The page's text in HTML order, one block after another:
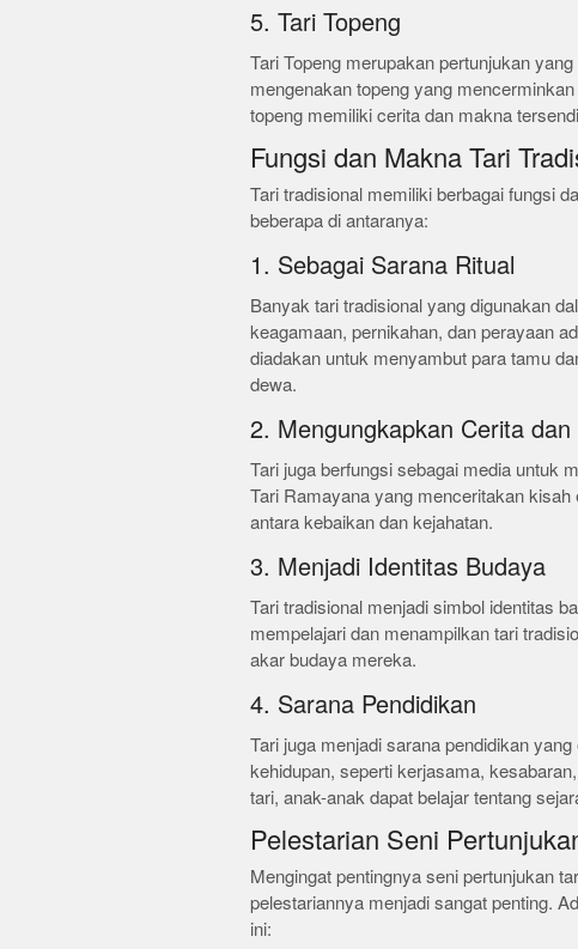
5. Tari Topeng
Tari Topeng merupakan pertunjukan
mengenakan topeng yang
topeng memiliki cerita dan makna
Fungsi dan Makna Tari
Tari tradisional memiliki berbagai fungsi
beberapa di antaranya:
1. Sebagai Sarana Ritual
Banyak tari tradisional yang digunakan
keagamaan, pernikahan, dan perayaan
diadakan untuk menyambut para tamu
dewa.
2. Mengungkapkan Cerita dan
Tari juga berfungsi sebagai media untuk
Tari Ramayana yang menceritakan
antara kebaikan dan kejahatan.
3. Menjadi Identitas Budaya
Tari tradisional menjadi simbol identitas
mempelajari dan menampilkan tari
akar budaya mereka.
4. Sarana Pendidikan
Tari juga menjadi sarana pendidikan
kehidupan, seperti kerjasama,
tari, anak-anak dapat belajar tentang
Pelestarian Seni
Mengingat pentingnya seni pertunjukan
pelestariannya menjadi sangat penting.
ini: